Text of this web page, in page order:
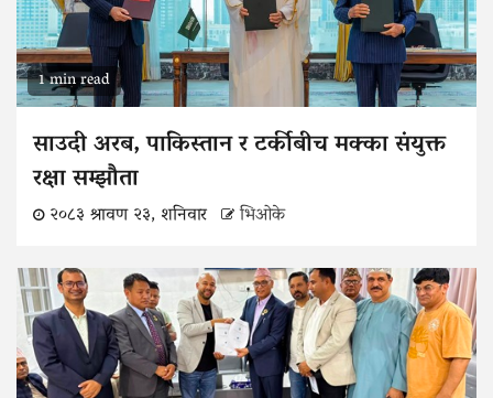
1 min read
साउदी अरब, पाकिस्तान र टर्कीबीच मक्का संयुक्त
रक्षा सम्झौता
२०८३ श्रावण २३, शनिवार भिओके